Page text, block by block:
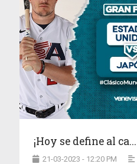
¡Hoy se define al ca...
21-03-2023 - 12:20 PM